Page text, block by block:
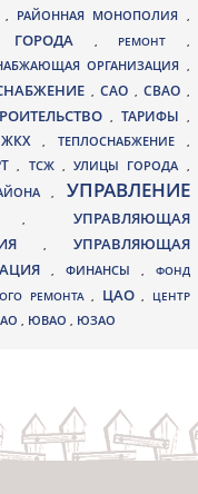
, РАЙОННАЯ МОНОПОЛИЯ ,
ГОРОДА , РЕМОНТ ,
ОРГАНИЗАЦИЯ ,
, САО , СВАО ,
, ТАРИФЫ ,
, ТЕПЛОСНАБЖЕНИЕ ,
, ТСЖ , УЛИЦЫ ГОРОДА ,
, УПРАВЛЕНИЕ
, УПРАВЛЯЮЩАЯ
, УПРАВЛЯЮЩАЯ
, ФИНАНСЫ , ФОНД
РЕМОНТА , ЦАО ,
ЦЕНТР
, ЮВАО , ЮЗАО